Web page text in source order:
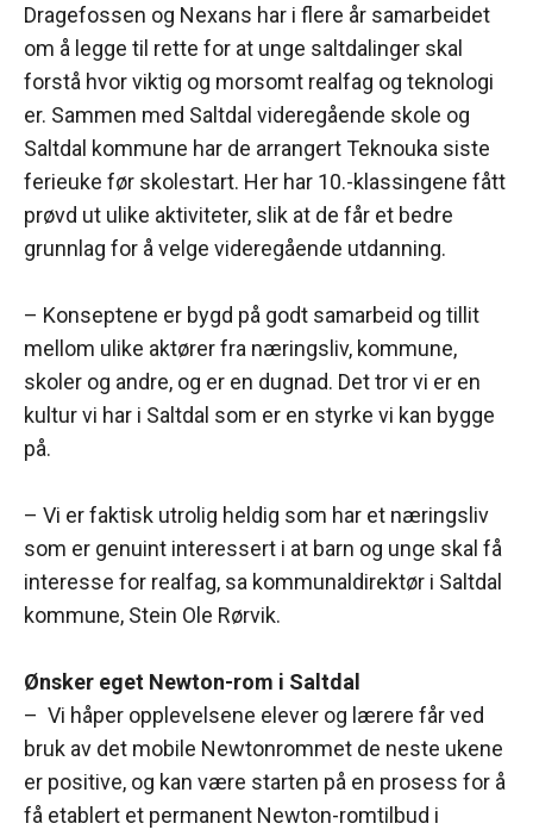
Dragefossen og Nexans har i flere år samarbeidet
om å legge til rette for at unge saltdalinger skal
forstå hvor viktig og morsomt realfag og teknologi
er. Sammen med Saltdal videregående skole og
Saltdal kommune har de arrangert Teknouka siste
ferieuke før skolestart. Her har 10.-klassingene fått
prøvd ut ulike aktiviteter, slik at de får et bedre
grunnlag for å velge videregående utdanning.
– Konseptene er bygd på godt samarbeid og tillit
mellom ulike aktører fra næringsliv, kommune,
skoler og andre, og er en dugnad. Det tror vi er en
kultur vi har i Saltdal som er en styrke vi kan bygge
på.
– Vi er faktisk utrolig heldig som har et næringsliv
som er genuint interessert i at barn og unge skal få
interesse for realfag, sa kommunaldirektør i Saltdal
kommune, Stein Ole Rørvik.
Ønsker eget Newton-rom i Saltdal
– Vi håper opplevelsene elever og lærere får ved
bruk av det mobile Newtonrommet de neste ukene
er positive, og kan være starten på en prosess for å
få etablert et permanent Newton-romtilbud i